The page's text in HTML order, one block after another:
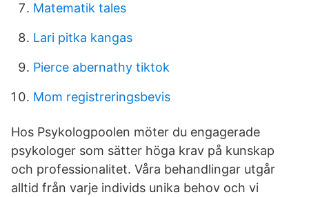
Matematik tales
Lari pitka kangas
Pierce abernathy tiktok
Mom registreringsbevis
Hos Psykologpoolen möter du engagerade
psykologer som sätter höga krav på kunskap
och professionalitet. Våra behandlingar utgår
alltid från varje individs unika behov och vi